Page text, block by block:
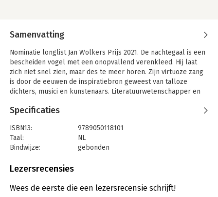
Samenvatting
Nominatie longlist Jan Wolkers Prijs 2021. De nachtegaal is een
bescheiden vogel met een onopvallend verenkleed. Hij laat
zich niet snel zien, maar des te meer horen. Zijn virtuoze zang
is door de eeuwen de inspiratiebron geweest van talloze
dichters, musici en kunstenaars. Literatuurwetenschapper en
en de symboliek van deze iconische vogel.
We maken kennis met de biologie van de nachtegaal en zijn
verwanten, zijn verspreiding en de finesses van zijn zang. Maar
we leren de nachtegaal ook kennen als liefdesvogel, als
‘Ode aan de nachtegaal’ is een bont boek, vol weetjes en
anekdotes. Zo lezen we over het verband tussen
nachtegalenzang en klaagliederen van de oude Grieken, over
Specificaties
ISBN13:
9789050118101
Taal:
NL
Bindwijze:
gebonden
Uitgever:
Verschijningsdatum:
7-5-2021
Lezersrecensies
Wees de eerste die een lezersrecensie schrijft!